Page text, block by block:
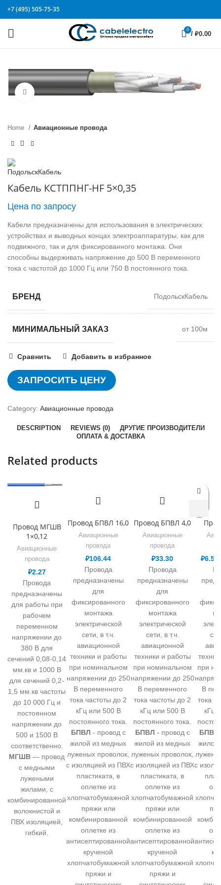
+7 (495) 505-75-35
0
/ ₽0.00
Click to enlarge
Home Авиационные провода
Кабель КСТППНГ-HF 5×0,35
Цена по запросу
Кабели предназначены для использования в электрических
устройствах и выводных концах электроаппаратуры, как для
подвижного, так и для фиксированного монтажа. Они
способны выдерживать напряжение до 500 В переменного
тока с частотой до 1000 Гц или 750 В постоянного тока.
БРЕНД ПодольскКабель
МИНИМАЛЬНЫЙ ЗАКАЗ от 100м
Сравнить Добавить в избранное
ЗАПРОСИТЬ ЦЕНУ
Category: Авиационные провода
DESCRIPTION REVIEWS (0)
ДРУГИЕ ПРОИЗВОДИТЕЛИ
ОПЛАТА & ДОСТАВКА
Related products
Провод МГШВ
1×0,12
Авиационные
провода
₽2.27
Провода
предназначены
для работы при
рабочем
переменном
напряжении до
380 В для
сечений 0,08-0,14
мм.кв и 1000 В
для сечений 0,2-
1,5 мм.кв частоты
до 10 000 Гц и
постоянном
напряжении до
500 и 1500 В
соответственно.
МГШВ — провод
с медными
лужеными
жилами, с
комбинированной
волокнистой и
ПВХ изоляцией,
гибкий.
Провод БПВЛ 16,0
Авиационные
провода
₽106.44
Провода
предназначены
для
фиксированного
монтажа
электрической
сети, в т.ч.
авиационной
техники и работы
при номинальном
напряжении до 250
В переменного
тока частоты до 2
кГц или 500 В
постоянного тока.
БПВЛ - провод с
жилой из медных
луженых проволок,
с изоляцией из ПВХ
пластиката, в
оплетке из
хлопчатобумажной
пряжи или
комбинированной
оплетке из
антисептированной
крученой
хлопчатобумажной
пряжи и
Провод БПВЛ 4,0
Авиационные
провода
₽33.30
Провода
предназначены
для
фиксированного
монтажа
электрической
сети, в т.ч.
авиационной
техники и работы
при номинальном
напряжении до 250
В переменного
тока частоты до 2
кГц или 500 В
постоянного тока.
БПВЛ - провод с
жилой из медных
луженых проволок,
с изоляцией из ПВХ
пластиката, в
оплетке из
хлопчатобумажной
пряжи или
комбинированной
оплетке из
антисептированной
крученой
хлопчатобумажной
пряжи и
₽6.55
при
В
тока
кГц
БПВЛ
жилой
с